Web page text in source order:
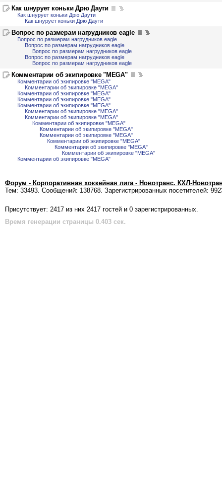
Как шнурует коньки Дрю Даути
Как шнурует коньки Дрю Даути
Как шнурует коньки Дрю Даути
Вопрос по размерам нагрудников eagle
Вопрос по размерам нагрудников eagle
Вопрос по размерам нагрудников eagle
Вопрос по размерам нагрудников eagle
Вопрос по размерам нагрудников eagle
Вопрос по размерам нагрудников eagle
Комментарии об экипировке "MEGA"
Комментарии об экипировке "MEGA"
Комментарии об экипировке "MEGA"
Комментарии об экипировке "MEGA"
Комментарии об экипировке "MEGA"
Комментарии об экипировке "MEGA"
Комментарии об экипировке "MEGA"
Комментарии об экипировке "MEGA"
Комментарии об экипировке "MEGA"
Комментарии об экипировке "MEGA"
Комментарии об экипировке "MEGA"
Комментарии об экипировке "MEGA"
Комментарии об экипировке "MEGA"
Комментарии об экипировке "MEGA"
Комментарии об экипировке "MEGA"
Форум - Корпоративная хоккейная лига - Новотранс. КХЛ-
Тем: 33493. Сообщений: 138768. Зарегистрированных посетителей:
Присутствует: 2417 из них 2417 гостей и 0 зарегистрированных.
Время генерации страницы 0.403 сек.